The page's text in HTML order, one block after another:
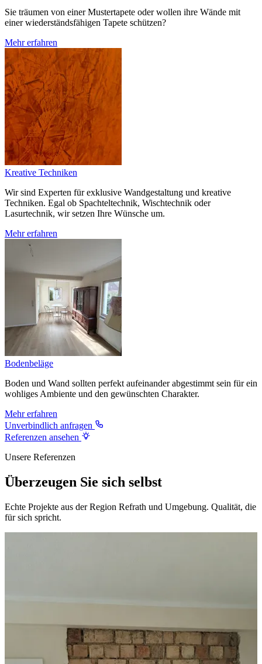
Sie träumen von einer Mustertapete oder wollen ihre Wände mit
einer wiederständsfähigen Tapete schützen?
Mehr erfahren
Kreative Techniken
Wir sind Experten für exklusive Wandgestaltung und kreative
Techniken. Egal ob Spachteltechnik, Wischtechnik oder
Lasurtechnik, wir setzen Ihre Wünsche um.
Mehr erfahren
Bodenbeläge
Boden und Wand sollten perfekt aufeinander abgestimmt sein für ein
wohliges Ambiente und den gewünschten Charakter.
Mehr erfahren
Unverbindlich anfragen
Referenzen ansehen
Unsere Referenzen
Überzeugen Sie sich selbst
Echte Projekte aus der Region Refrath und Umgebung. Qualität, die
für sich spricht.